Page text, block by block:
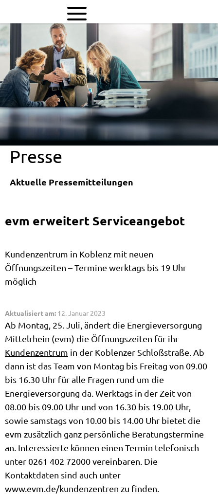
erweitert
Serviceangebot
Presse
Aktuelle Pressemitteilungen
evm erweitert Serviceangebot
Kundenzentrum in Koblenz mit neuen
Öffnungszeiten – Termine werktags bis 19 Uhr
möglich
Aktualisiert am: 12. Januar 2023
Ab Montag, 25. Juli, ändert die Energieversorgung
Mittelrhein (evm) die Öffnungszeiten für ihr
Kundenzentrum in der Koblenzer Schloßstraße. Ab
dann ist das Team von Montag bis Freitag von 09.00
bis 16.30 Uhr für alle Fragen rund um die
Energieversorgung da. Werktags in der Zeit von
08.00 bis 09.00 Uhr und von 16.30 bis 19.00 Uhr,
sowie samstags von 10.00 bis 14.00 Uhr bietet die
evm zusätzlich ganz persönliche Beratungstermine
an. Interessierte können einen Termin telefonisch
unter 0261 402 72000 vereinbaren. Die
Kontaktdaten sind auch unter
www.evm.de/kundenzentren zu finden.